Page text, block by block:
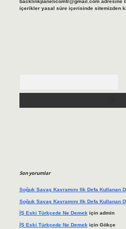
backlinkpanelicomtr@gmail.comadresine
içerikler yasal süre içerisinde sitemizden
Son yorumlar
Soğuk Savaş Kavramını Ilk Defa Kullanan
Soğuk Savaş Kavramını Ilk Defa Kullanan
İŞ Eski Türkçede Ne Demekiçin admin
İŞ Eski Türkçede Ne Demek için Gökçe